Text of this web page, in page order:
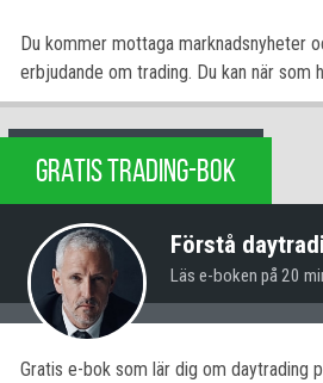
Du kommer mottaga marknadsnyheter
erbjudande om trading. Du kan när som
GRATIS TRADING-BOK
Förstå
Läs e-boken på 20
Gratis e-bok som lär dig om daytrading